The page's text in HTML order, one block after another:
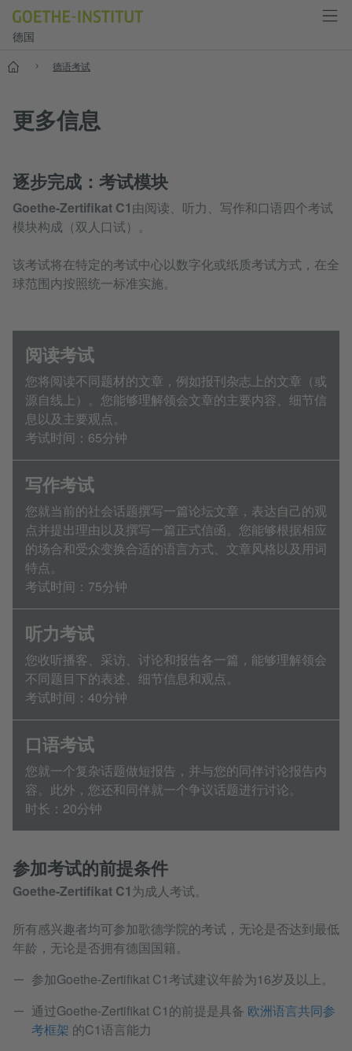
德国
-- 德语考试
更多信息
逐步完成：考试模块
Goethe-Zertifikat C1由阅读、听力、写作和口语四个考试
模块构成（双人口试）。
该考试将在特定的考试中心以数字化或纸质考试方式，在全
球范围内按照统一标准实施。
阅读考试
您将阅读不同题材的文章，例如报刊杂志上的文章（或
源自线上）。您能够理解领会文章的主要内容、细节信
息以及主要观点。
考试时间：65分钟
写作考试
您就当前的社会话题撰写一篇论坛文章，表达自己的观
点并提出理由以及撰写一篇正式信函。您能够根据相应
的场合和受众变换合适的语言方式、文章风格以及用词
特点。
考试时间：75分钟
听力考试
您收听播客、采访、讨论和报告各一篇，能够理解领会
不同题目下的表述、细节信息和观点。
考试时间：40分钟
口语考试
您就一个复杂话题做短报告，并与您的同伴讨论报告内
容。此外，您还和同伴就一个争议话题进行讨论。
时长：20分钟
参加考试的前提条件
Goethe-Zertifikat C1 为成人考试。
所有感兴趣者均可参加歌德学院的考试，无论是否达到最低
年龄，无论是否拥有德国国籍。
参加Goethe-Zertifikat C1考试建议年龄为16岁及以上。
通过Goethe-Zertifikat C1的前提是具备 欧洲语言共同参
考框架 的C1语言能力